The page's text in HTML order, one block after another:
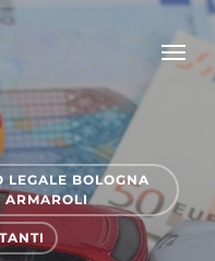
Menu
LEGALE BOLOGNA
ARMAROLI